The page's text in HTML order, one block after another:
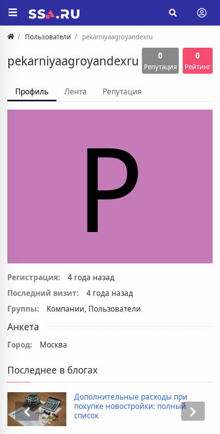
Пользователи pekarniyaagroyandexru
pekarniyaagroyandexru 0
Репутация
0
Рейтинг
Профиль Лента Репутация
P
Регистрация:
4 года назад
Последний визит:
4 года назад
Группы:
Компании, Пользователи
Анкета
Город: Москва
Последнее в блогах
Дополнительные расходы при
покупке новостройки: полный
список